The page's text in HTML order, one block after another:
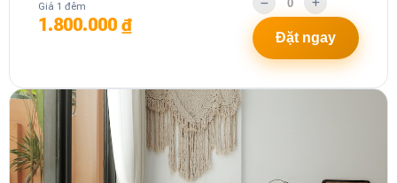
Giá 1 đêm
1.800.000 ₫
Đặt ngay